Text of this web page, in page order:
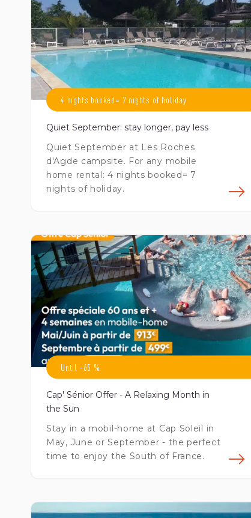
4 nights booked= 7 nights of holiday
Quiet September: stay longer, pay less
Quiet September at Les Roches
d'Agde campsite. For any mobile
home rental: 4 nights booked= 7
nights of holiday.
Until -65 %
Cap' Sénior Offer - A Relaxing Month in
the Sun
Stay in a mobil-home at Cap Soleil in
May, June or September - the perfect
time to enjoy the South of France.